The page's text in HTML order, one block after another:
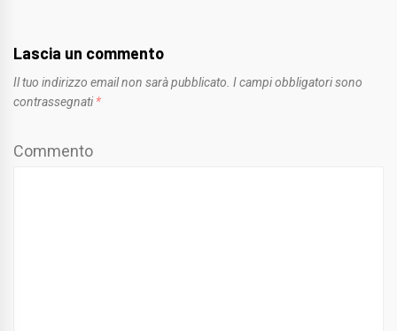
Lascia un commento
Il tuo indirizzo email non sarà pubblicato. I campi obbligatori sono
contrassegnati *
Commento